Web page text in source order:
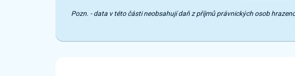
Pozn. - data v této části neobsahují daň z příjmů právnických osob